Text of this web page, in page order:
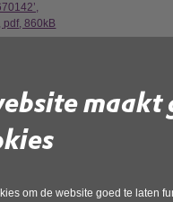
maakt
om de website goed te laten
pdf, 860kB